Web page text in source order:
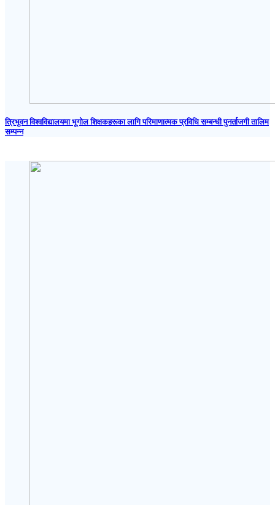
त्रिभुवन विश्वविद्यालयमा भूगोल शिक्षकहरूका लागि परिमाणात्मक प्रविधि सम्बन्धी पुनर्ताजगी तालिम
सम्पन्न